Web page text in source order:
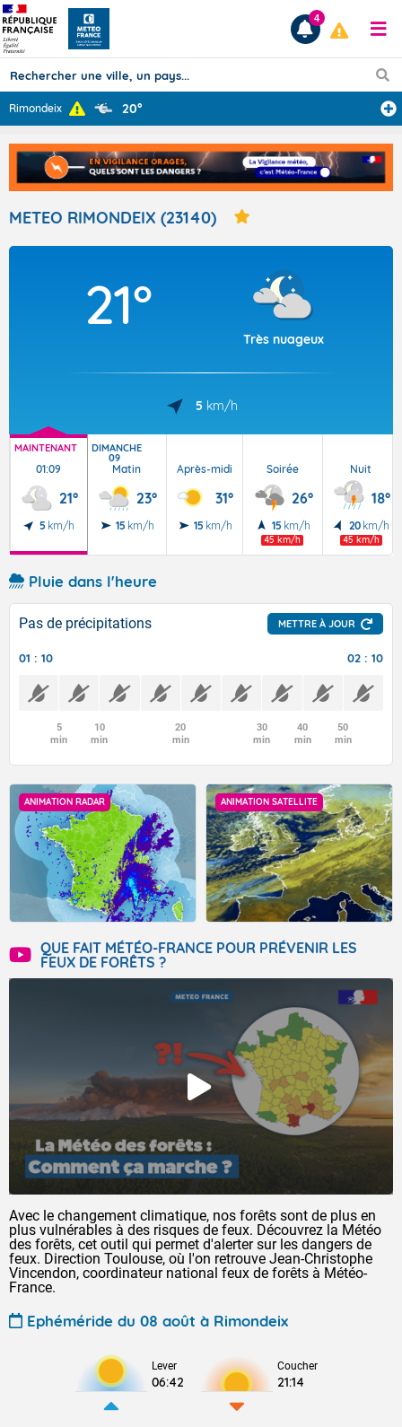
Prévisions
TOUS LES RÉSULTATS
Articles
4
Rimondeix 20°
METEO RIMONDEIX (23140)
21°
Très nuageux
5 km/h
MAINTENANT
01:09
21°
5 km/h
DIMANCHE
09
Matin
23°
15 km/h
Après-midi
31°
15 km/h
Soirée
26°
15 km/h
45 km/h
Nuit
18°
20 km/h
45 km/h
Pluie dans l'heure
Pas de précipitations METTRE À JOUR
01 : 10 02 : 10
5
min
10
min
20
min
30
min
40
min
50
min
ANIMATION RADAR ANIMATION SATELLITE
QUE FAIT MÉTÉO-FRANCE POUR PRÉVENIR LES
FEUX DE FORÊTS ?
Avec le changement climatique, nos forêts sont de plus en
plus vulnérables à des risques de feux. Découvrez la Météo
des forêts, cet outil qui permet d'alerter sur les dangers de
feux. Direction Toulouse, où l'on retrouve Jean-Christophe
Vincendon, coordinateur national feux de forêts à Météo-
France.
Ephéméride du 08 août à Rimondeix
Lever
06:42
Coucher
21:14